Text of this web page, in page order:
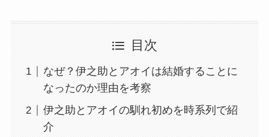
目次
なぜ？伊之助とアオイは結婚することに
なったのか理由を考察
伊之助とアオイの馴れ初めを時系列で紹
介